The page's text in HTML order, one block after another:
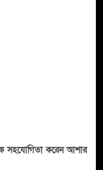
সহযোগিতা করেন আশার